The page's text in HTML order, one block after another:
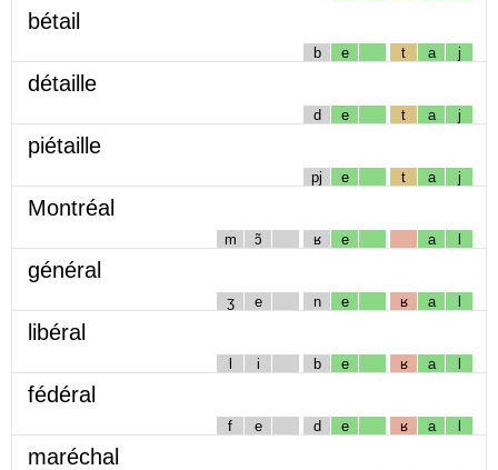
bétail
b e t a j
détaille
d e t a j
piétaille
pj e t a j
Montréal
m ɔ̃ ʁ e a l
général
ʒ e n e ʁ a l
libéral
l i b e ʁ a l
fédéral
f e d e ʁ a l
maréchal